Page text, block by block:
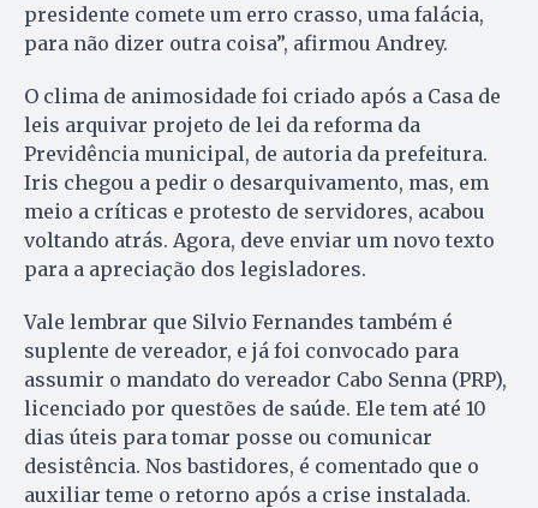
presidente comete um erro crasso, uma falácia,
para não dizer outra coisa”, afirmou Andrey.
O clima de animosidade foi criado após a Casa de
leis arquivar projeto de lei da reforma da
Previdência municipal, de autoria da prefeitura.
Iris chegou a pedir o desarquivamento, mas, em
meio a críticas e protesto de servidores, acabou
voltando atrás. Agora, deve enviar um novo texto
para a apreciação dos legisladores.
Vale lembrar que Silvio Fernandes também é
suplente de vereador, e já foi convocado para
assumir o mandato do vereador Cabo Senna (PRP),
licenciado por questões de saúde. Ele tem até 10
dias úteis para tomar posse ou comunicar
desistência. Nos bastidores, é comentado que o
auxiliar teme o retorno após a crise instalada.